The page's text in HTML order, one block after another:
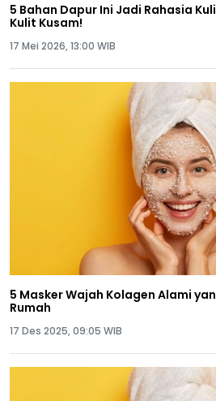
5 Bahan Dapur Ini Jadi Rahasia
Kulit Kusam!
17 Mei 2026, 13:00 WIB
5 Masker Wajah Kolagen Alami
Rumah
17 Des 2025, 09:05 WIB